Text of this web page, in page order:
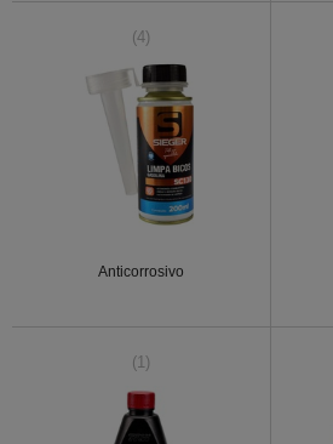
(4)
Anticorrosivo
(1)